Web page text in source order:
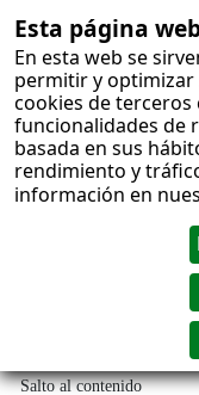
Esta página
En esta web se
permitir y optimizar
cookies de
funcionalidades de
basada en sus
rendimiento y
información en
Salto al contenido